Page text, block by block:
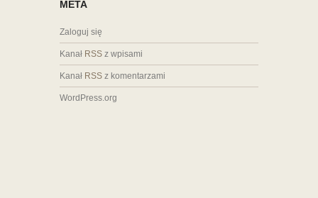
META
Zaloguj się
Kanał RSS z wpisami
Kanał RSS z komentarzami
WordPress.org